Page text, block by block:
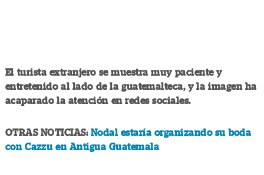
El turista extranjero se muestra muy paciente y
entretenido al lado de la guatemalteca, y la imagen ha
acaparado la atención en redes sociales.
OTRAS NOTICIAS:Nodal estaría organizando su boda
con Cazzu en Antigua Guatemala